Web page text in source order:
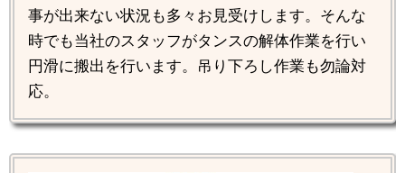
事が出来ない状況も多々お見受けします。そんな
時でも当社のスタッフがタンスの解体作業を行い
円滑に搬出を行います。吊り下ろし作業も勿論対
応。